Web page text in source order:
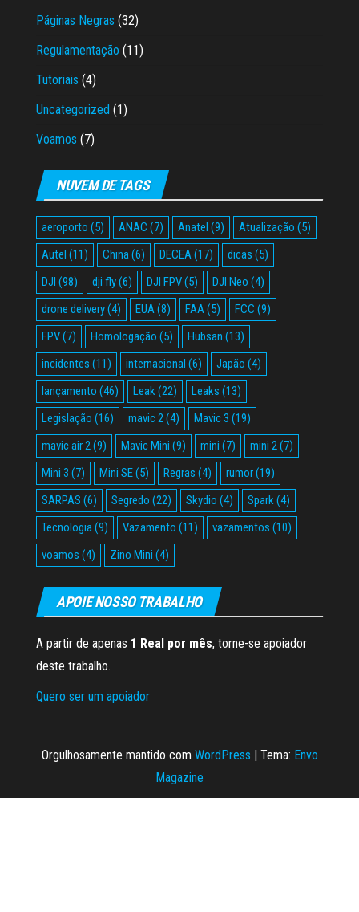
Páginas Negras (32)
Regulamentação (11)
Tutoriais (4)
Uncategorized (1)
Voamos (7)
NUVEM DE TAGS
aeroporto (5) ANAC (7) Anatel (9) Atualização (5)
Autel (11) China(6) DECEA(17) dicas (5)
DJI (98) dji fly(6) DJI FPV(5) DJI Neo (4)
drone delivery(4) EUA(8) FAA(5) FCC (9)
FPV(7) Homologação (5) Hubsan (13)
incidentes (11) internacional (6) Japão (4)
lançamento (46) Leak(22) Leaks (13)
Legislação (16) mavic 2(4) Mavic 3 (19)
mavic air 2(9) Mavic Mini (9) mini (7) mini 2(7)
Mini 3 (7) Mini SE(5) Regras (4) rumor(19)
SARPAS (6) Segredo (22) Skydio (4) Spark(4)
Tecnologia(9) Vazamento (11) vazamentos (10)
voamos (4) Zino Mini (4)
APOIE NOSSO TRABALHO
A partir de apenas 1 Real por mês, torne-se apoiador
deste trabalho.
Quero ser um apoiador
Orgulhosamente mantido com WordPress Tema: Envo
Magazine